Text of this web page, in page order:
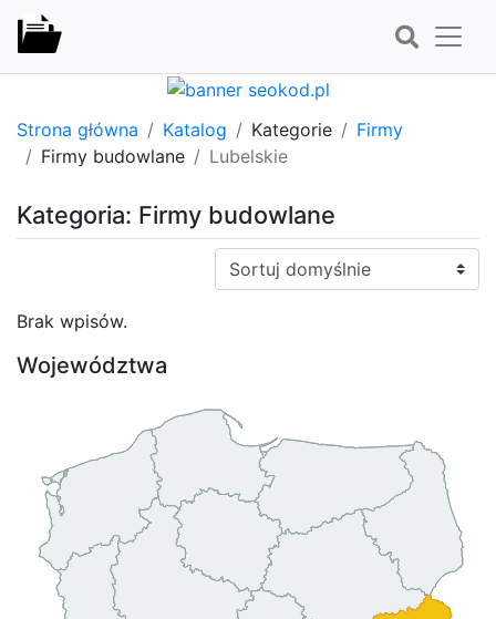
Strona główna Katalog Kategorie
Firmy
Firmy budowlane
Lubelskie
Kategoria: Firmy budowlane
Sortuj:
Brak wpisów.
Województwa